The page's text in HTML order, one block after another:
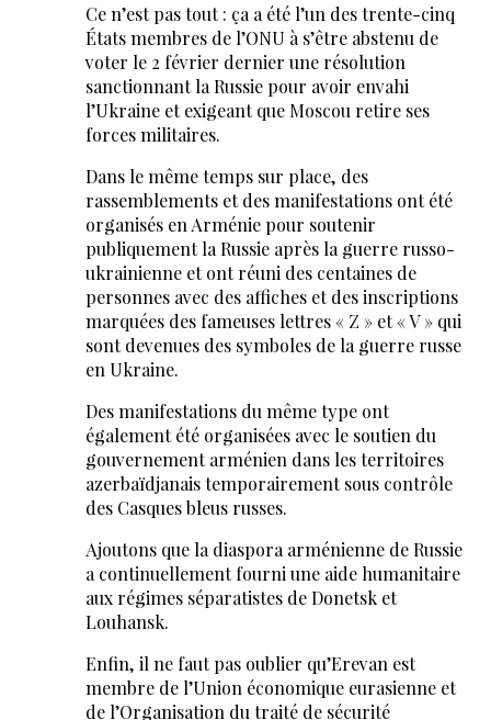
Ce n’est pas tout : ça a été l’un des trente-cinq
États membres de l’ONU à s’être abstenu de
voter le 2 février dernier une résolution
sanctionnant la Russie pour avoir envahi
l’Ukraine et exigeant que Moscou retire ses
forces militaires.
Dans le même temps sur place, des
rassemblements et des manifestations ont été
organisés en Arménie pour soutenir
publiquement la Russie après la guerre russo-
ukrainienne et ont réuni des centaines de
personnes avec des affiches et des inscriptions
marquées des fameuses lettres « Z » et « V » qui
sont devenues des symboles de la guerre russe
en Ukraine.
Des manifestations du même type ont
également été organisées avec le soutien du
gouvernement arménien dans les territoires
azerbaïdjanais temporairement sous contrôle
des Casques bleus russes.
Ajoutons que la diaspora arménienne de Russie
a continuellement fourni une aide humanitaire
aux régimes séparatistes de Donetsk et
Louhansk.
Enfin, il ne faut pas oublier qu’Erevan est
membre de l’Union économique eurasienne et
de l’Organisation du traité de sécurité